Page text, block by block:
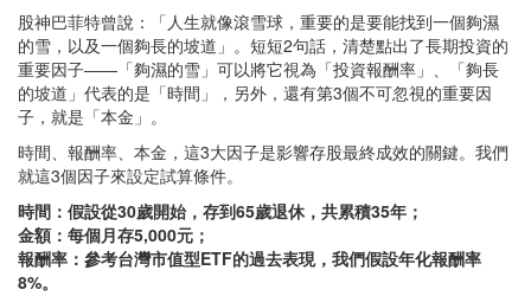
股神巴菲特曾說：「人生就像滾雪球，重要的是要能找到一個夠濕
的雪，以及一個夠長的坡道」。短短2句話，清楚點出了長期投資的
重要因子——「夠濕的雪」可以將它視為「投資報酬率」、「夠長
的坡道」代表的是「時間」，另外，還有第3個不可忽視的重要因
子，就是「本金」。
時間、報酬率、本金，這3大因子是影響存股最終成效的關鍵。我們
就這3個因子來設定試算條件。
時間：假設從30歲開始，存到65歲退休，共累積35年；
金額：每個月存5,000元；
報酬率：參考台灣市值型ETF的過去表現，我們假設年化報酬率
8%。